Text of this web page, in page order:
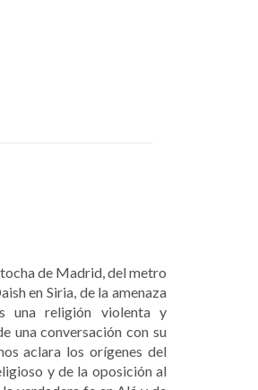
de Madrid, del metro
en Siria, de la amenaza
una religión violenta y
una conversación con su
aclara los orígenes del
y de la oposición al